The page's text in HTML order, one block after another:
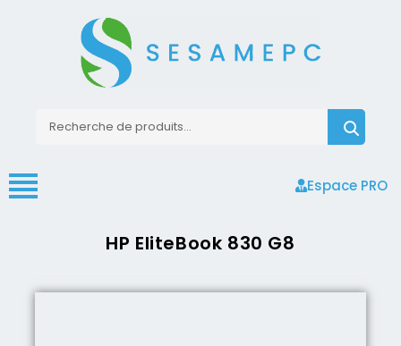
Espace PRO
HP EliteBook 830 G8